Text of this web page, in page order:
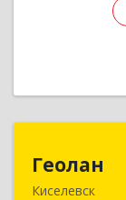
Геолан
Киселевск